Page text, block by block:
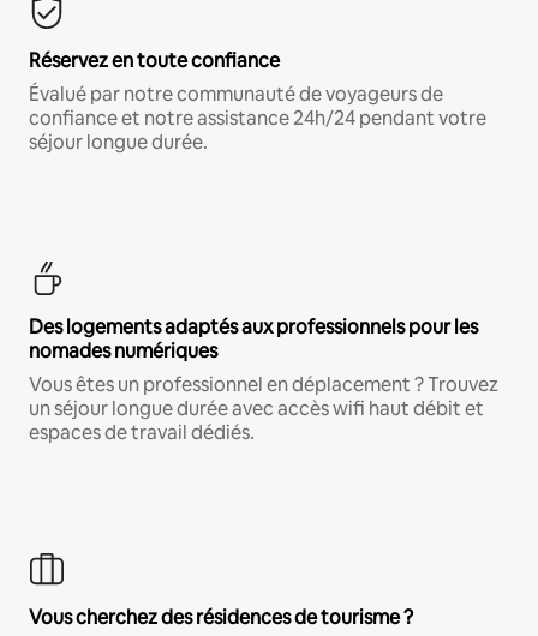
Réservez en toute confiance
Évalué par notre communauté de voyageurs de
confiance et notre assistance 24h/24 pendant votre
séjour longue durée.
Des logements adaptés aux professionnels pour les
nomades numériques
Vous êtes un professionnel en déplacement ? Trouvez
un séjour longue durée avec accès wifi haut débit et
espaces de travail dédiés.
Vous cherchez des résidences de tourisme ?